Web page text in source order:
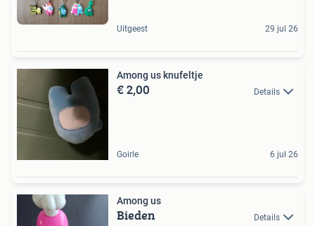
Uitgeest 29 jul 26
Among us knufeltje
€ 2,00 Details
Goirle 6 jul 26
Among us
Bieden Details